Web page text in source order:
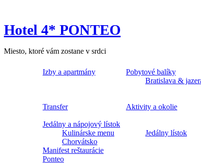
Hotel 4* PONTEO
Miesto, ktoré vám zostane v srdci
Izby a apartmány
Pobytové balíky
Bratislava &
Transfer
Aktivity a okolie
Jedálny a nápojový lístok
Kulinárske menu
Chorvátsko
Jedálny lístok
Manifest reštaurácie
Ponteo